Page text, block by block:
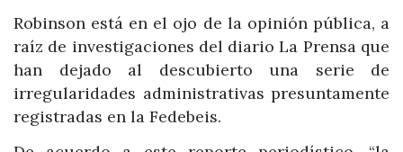
Robinson está en el ojo de la opinión pública, a
raíz de investigaciones del diario La Prensa que
han dejado al descubierto una serie de
irregularidades administrativas presuntamente
registradas en la Fedebeis.